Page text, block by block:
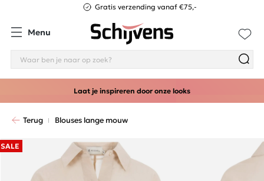
Gratis verzending vanaf €75,-
Menu
Laat je inspireren door onze looks
Terug Blouses lange mouw
SALE